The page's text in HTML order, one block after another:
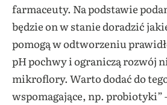
farmaceuty. Na podstawie
będzie on w stanie doradzić
pomogą w odtworzeniu
pH pochwy i ograniczą rozwój
mikroflory. Warto dodać do
wspomagające, np. probiotyki”